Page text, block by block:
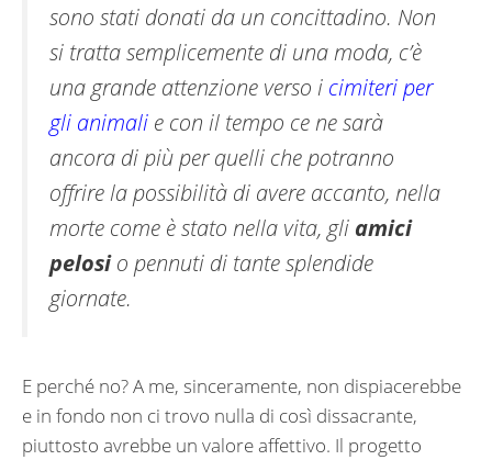
sono stati donati da un concittadino. Non
si tratta semplicemente di una moda, c’è
una grande attenzione verso i cimiteri per
gli animali e con il tempo ce ne sarà
ancora di più per quelli che potranno
offrire la possibilità di avere accanto, nella
morte come è stato nella vita, gli amici
pelosio pennuti di tante splendide
giornate.
E perché no? A me, sinceramente, non dispiacerebbe
e in fondo non ci trovo nulla di così dissacrante,
piuttosto avrebbe un valore affettivo. Il progetto